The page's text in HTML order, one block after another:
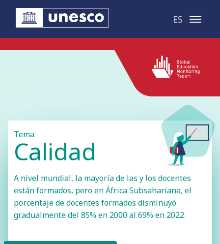
Saltar al contenido principal
ES
Tema
Calidad
A nivel mundial, la mayoría de las y los docentes
están formados, pero en África Subsahariana, el
porcentaje de docentes formados disminuyó
gradualmente del 85% en 2000 al 69% en 2022.